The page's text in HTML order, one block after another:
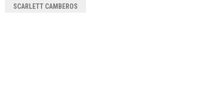
SCARLETT CAMBEROS